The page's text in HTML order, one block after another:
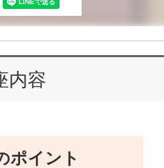
内容
ポイント